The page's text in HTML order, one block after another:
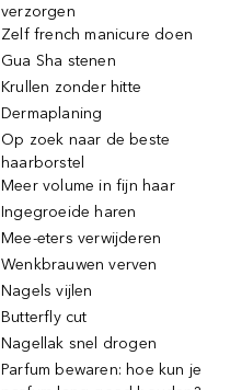
verzorgen
Zelf french manicure doen
Gua Sha stenen
Krullen zonder hitte
Dermaplaning
Op zoek naar de beste
haarborstel
Meer volume in fijn haar
Ingegroeide haren
Mee-eters verwijderen
Wenkbrauwen verven
Nagels vijlen
Butterfly cut
Nagellak snel drogen
Parfum bewaren: hoe kun je